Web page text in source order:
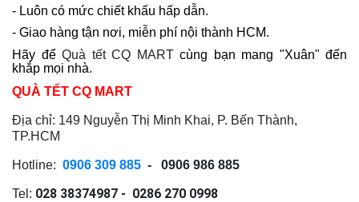
- Luôn có mức chiết khấu hấp dẫn.
- Giao hàng tận nơi, miễn phí nội thành HCM.
Hãy để Quà tết CQ MARTcùng bạn mang "Xuân" đến
khắp mọi nhà.
QUÀ TẾT CQ MART
Địa chỉ: 149 Nguyễn Thị Minh Khai, P. Bến Thành,
TP.HCM
Hotline: 0906 309 885 - 0906 986 885
Tel: 028 38374987 - 0286 270 0998